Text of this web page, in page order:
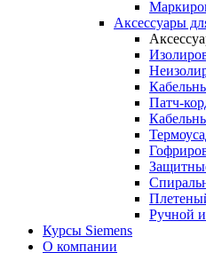
Аксессуары
Патч-
Ручной
Курсы Siemens
О компании